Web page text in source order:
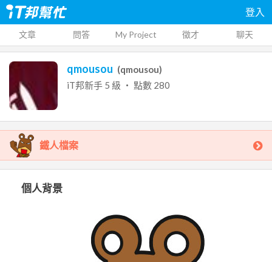
登入
文章 問答 My Project 徵才 聊天
qmousou (qmousou)
iT邦新手 5 級 ‧ 點數 280
鐵人檔案
個人背景